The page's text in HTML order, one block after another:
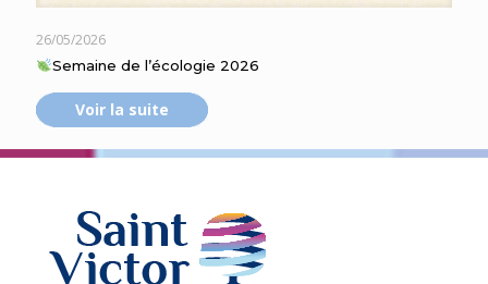
26/05/2026
Semaine de l’écologie 2026
Voir la suite